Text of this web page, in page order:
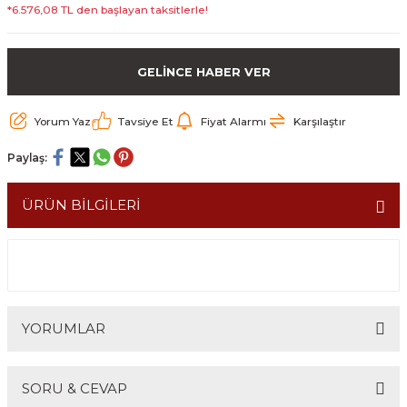
*6.576,08 TL den başlayan taksitlerle!
GELİNCE HABER VER
Yorum Yaz Tavsiye Et Fiyat Alarmı Karşılaştır
Paylaş:
ÜRÜN BİLGİLERİ
YORUMLAR
SORU & CEVAP